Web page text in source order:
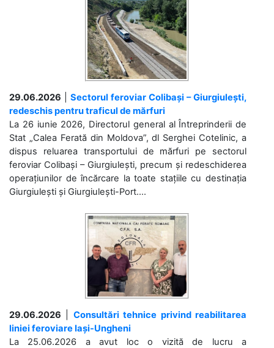
29.06.2026
Sectorul feroviar Colibași – Giurgiulești,
redeschis pentru traficul de mărfuri
La 26 iunie 2026, Directorul general al Întreprinderii de
Stat „Calea Ferată din Moldova”, dl Serghei Cotelinic, a
dispus reluarea transportului de mărfuri pe sectorul
feroviar Colibași – Giurgiulești, precum și redeschiderea
operațiunilor de încărcare la toate stațiile cu destinația
Giurgiulești și Giurgiulești-Port....
29.06.2026
Consultări tehnice privind reabilitarea
liniei feroviare Iași-Ungheni
La 25.06.2026 a avut loc o vizită de lucru a